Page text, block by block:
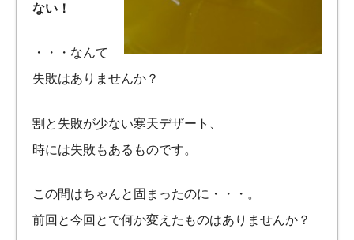
ない！
・・・なんて
失敗はありませんか？
割と失敗が少ない寒天デザート、
時には失敗もあるものです。
この間はちゃんと固まったのに・・・。
前回と今回とで何か変えたものはありませんか？